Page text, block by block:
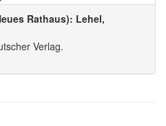
Rathaus): Lehel,
Verlag.